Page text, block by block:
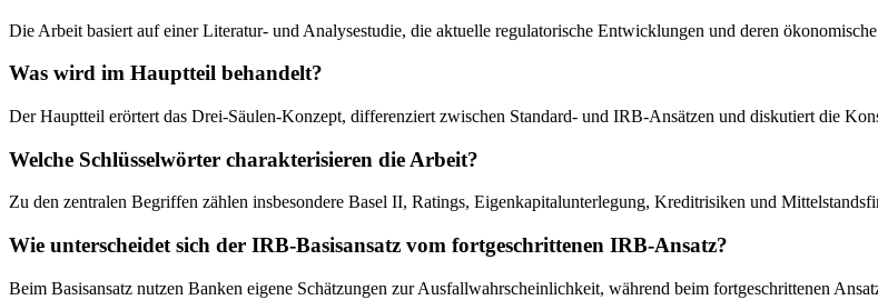
Die Arbeit basiert auf einer Literatur- und Analysestudie, die aktuelle regulatorische Entwicklungen und deren
Was wird im Hauptteil behandelt?
Der Hauptteil erörtert das Drei-Säulen-Konzept, differenziert zwischen Standard- und IRB-Ansätzen und diskutiert die
Welche Schlüsselwörter charakterisieren die Arbeit?
Zu den zentralen Begriffen zählen insbesondere Basel II, Ratings, Eigenkapitalunterlegung, Kreditrisiken und
Wie unterscheidet sich der IRB-Basisansatz vom fortgeschrittenen IRB-Ansatz?
Beim Basisansatz nutzen Banken eigene Schätzungen zur Ausfallwahrscheinlichkeit, während beim fortgeschrittenen